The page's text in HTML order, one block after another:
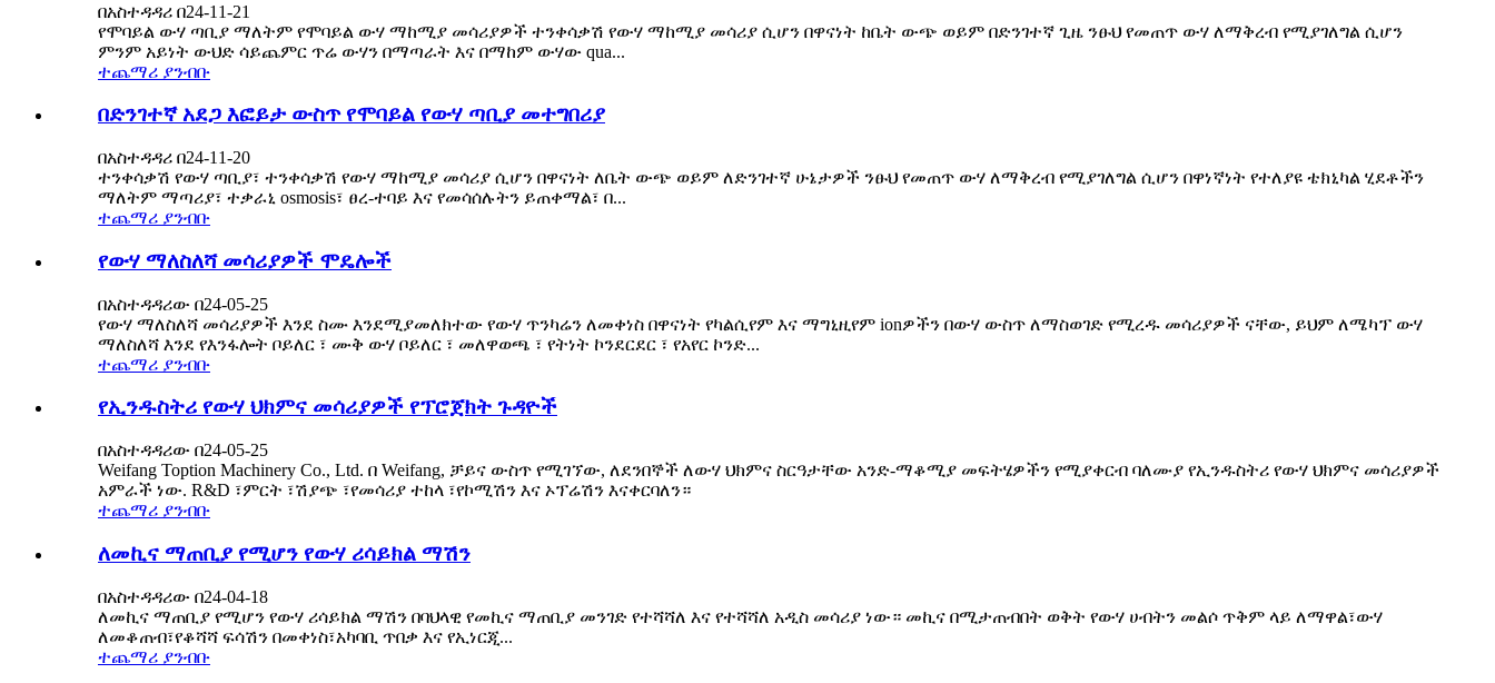
በአስተዳዳሪ በ24-11-21
የሞባይል ውሃ ጣቢያ ማለትም የሞባይል ውሃ ማከሚያ መሳሪያዎች ተንቀሳቃሽ የውሃ ማከሚያ መሳሪያ ሲሆን በዋናነት ከቤት ውጭ ወይም በድንገተኛ ጊዜ ንፁህ የመጠጥ ውሃ ለማቅረብ የሚያገለግል ሲሆን
ምንም አይነት ውህድ ሳይጨምር ጥሬ ውሃን በማጣራት እና በማከም ውሃው qua...
ተጨማሪ ያንብቡ
በድንገተኛ አደጋ እፎይታ ውስጥ የሞባይል የውሃ ጣቢያ መተግበሪያ
በአስተዳዳሪ በ24-11-20
ተንቀሳቃሽ የውሃ ጣቢያ፣ ተንቀሳቃሽ የውሃ ማከሚያ መሳሪያ ሲሆን በዋናነት ለቤት ውጭ ወይም ለድንገተኛ ሁኔታዎች ንፁህ የመጠጥ ውሃ ለማቅረብ የሚያገለግል ሲሆን በዋነኛነት የተለያዩ ቴክኒካል ሂደቶችን
ማለትም ማጣሪያ፣ ተቃራኒ osmosis፣ ፀረ-ተባይ እና የመሳሰሉትን ይጠቀማል፣ በ...
ተጨማሪ ያንብቡ
የውሃ ማለስለሻ መሳሪያዎች ሞዴሎች
በአስተዳዳሪው በ24-05-25
የውሃ ማለስለሻ መሳሪያዎች እንደ ስሙ እንደሚያመለክተው የውሃ ጥንካሬን ለመቀነስ በዋናነት የካልሲየም እና ማግኒዚየም ionዎችን በውሃ ውስጥ ለማስወገድ የሚረዱ መሳሪያዎች ናቸው, ይህም ለሜካፕ ውሃ
ማለስለሻ እንደ የእንፋሎት ቦይለር ፣ ሙቅ ውሃ ቦይለር ፣ መለዋወጫ ፣ የትነት ኮንደርደር ፣ የአየር ኮንድ...
ተጨማሪ ያንብቡ
የኢንዱስትሪ የውሃ ህክምና መሳሪያዎች የፕሮጀክት ጉዳዮች
በአስተዳዳሪው በ24-05-25
Weifang Toption Machinery Co., Ltd. በ Weifang, ቻይና ውስጥ የሚገኘው, ለደንበኞች ለውሃ ህክምና ስርዓታቸው አንድ-ማቆሚያ መፍትሄዎችን የሚያቀርብ ባለሙያ የኢንዱስትሪ የውሃ ህክምና መሳሪያዎች
አምራች ነው. R&D ፣ምርት ፣ሽያጭ ፣የመሳሪያ ተከላ ፣የኮሚሽን እና ኦፕሬሽን እናቀርባለን።
ተጨማሪ ያንብቡ
ለመኪና ማጠቢያ የሚሆን የውሃ ሪሳይክል ማሽን
በአስተዳዳሪው በ24-04-18
ለመኪና ማጠቢያ የሚሆን የውሃ ሪሳይክል ማሽን በባህላዊ የመኪና ማጠቢያ መንገድ የተሻሻለ እና የተሻሻለ አዲስ መሳሪያ ነው። መኪና በሚታጠብበት ወቅት የውሃ ሀብትን መልሶ ጥቅም ላይ ለማዋል፣ውሃ
ለመቆጠብ፣የቆሻሻ ፍሳሽን በመቀነስ፣አካባቢ ጥበቃ እና የኢነርጂ...
ተጨማሪ ያንብቡ